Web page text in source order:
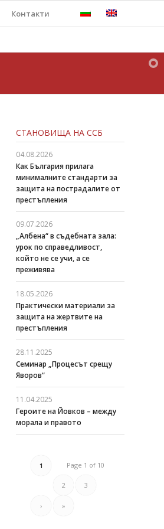
Контакти
СТАНОВИЩА НА ССБ
04.08.2026
Как България прилага
минималните стандарти за
защита на пострадалите от
престъпления
09.07.2026
„Албена“ в съдебната зала:
урок по справедливост,
който не се учи, а се
преживява
18.05.2026
Практически материали за
защита на жертвите на
престъпления
28.11.2025
Семинар „Процесът срещу
Яворов“
11.04.2025
Героите на Йовков – между
морала и правото
Page 1 of 10
1
2 3
› »